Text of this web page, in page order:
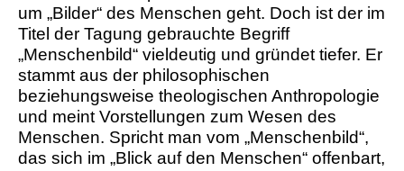
um „Bilder“ des Menschen geht. Doch ist der im
Titel der Tagung gebrauchte Begriff
„Menschenbild“ vieldeutig und gründet tiefer. Er
stammt aus der philosophischen
beziehungsweise theologischen Anthropologie
und meint Vorstellungen zum Wesen des
Menschen. Spricht man vom „Menschenbild“,
das sich im „Blick auf den Menschen“ offenbart,